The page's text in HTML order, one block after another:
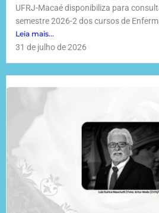
UFRJ-Macaé disponibiliza para
semestre 2026-2 dos cursos de
Leia mais...
31 de julho de 2026